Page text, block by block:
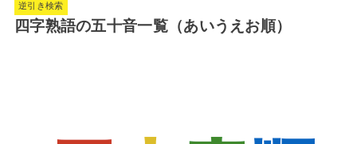
逆引き検索
四字熟語の五十音一覧（あいうえお順）